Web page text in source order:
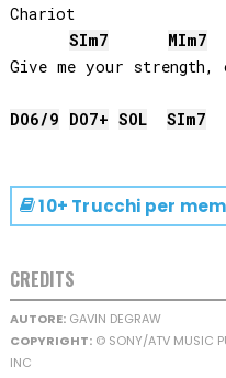
Chariot
SIm7 MIm7
Give me your
DO6/9 DO7+ SOL SIm7
10+ Trucchi per
CREDITS
AUTORE:GAVIN DEGRAW
COPYRIGHT:© SONY/ATV MUSIC
INC